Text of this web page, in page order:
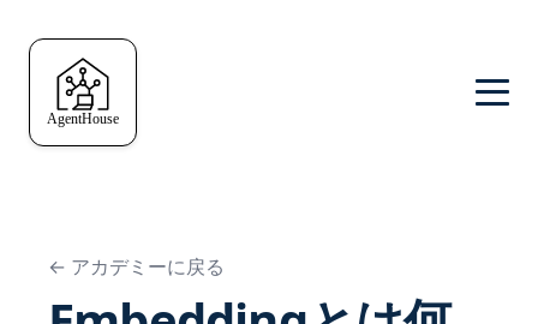
← アカデミーに戻る